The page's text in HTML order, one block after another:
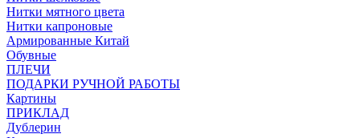
Нитки мятного цвета
Нитки капроновые
Армированные Китай
Обувные
ПЛЕЧИ
ПОДАРКИ РУЧНОЙ РАБОТЫ
Картины
ПРИКЛАД
Дублерин